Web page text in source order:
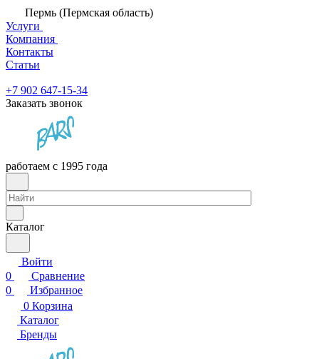
Пермь (Пермская область)
Услуги
Компания
Контакты
Статьи
+7 902 647-15-34
Заказать звонок
работаем с 1995 года
Каталог
Войти
0
Сравнение
0
Избранное
0 Корзина
Каталог
Бренды